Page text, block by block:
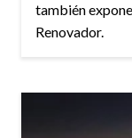
también
Renovador.